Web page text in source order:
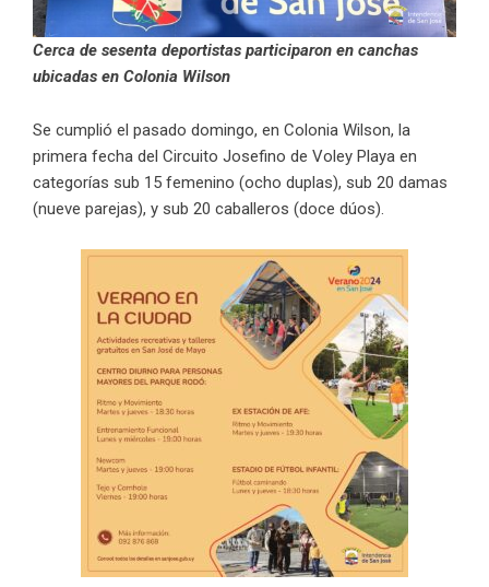
Cerca de sesenta deportistas participaron en canchas
ubicadas en Colonia Wilson
Se cumplió el pasado domingo, en Colonia Wilson, la
primera fecha del Circuito Josefino de Voley Playa en
categorías sub 15 femenino (ocho duplas), sub 20 damas
(nueve parejas), y sub 20 caballeros (doce dúos).